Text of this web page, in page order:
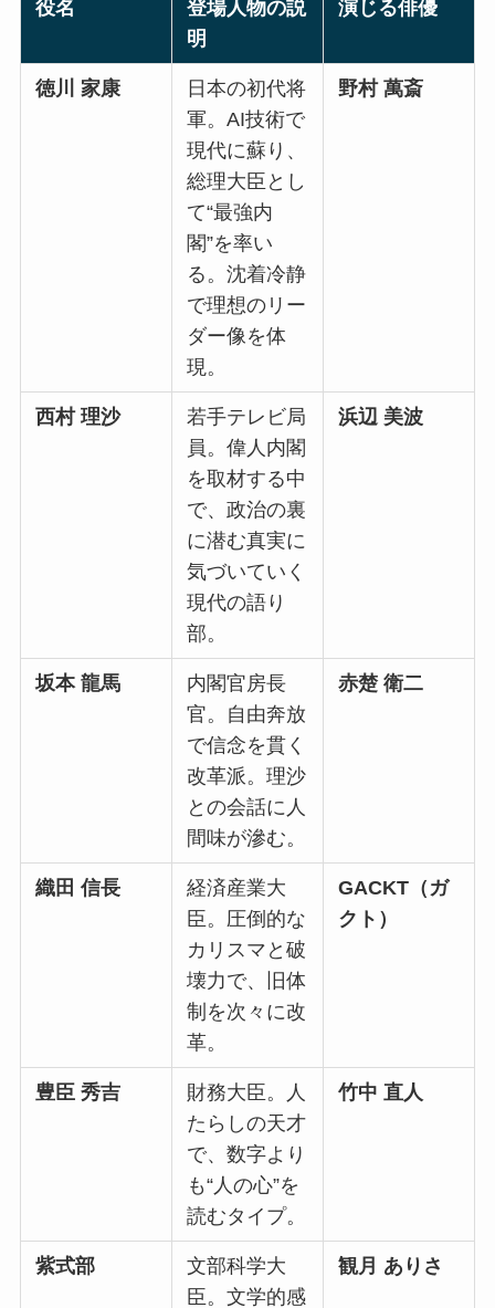
役名
登場人物の説
明
演じる俳優
徳川 家康
日本の初代将
軍。AI技術で
現代に蘇り、
総理大臣とし
て“最強内
閣”を率い
る。沈着冷静
で理想のリー
ダー像を体
現。
野村 萬斎
西村 理沙
若手テレビ局
員。偉人内閣
を取材する中
で、政治の裏
に潜む真実に
気づいていく
現代の語り
部。
浜辺 美波
坂本 龍馬
内閣官房長
官。自由奔放
で信念を貫く
改革派。理沙
との会話に人
間味が滲む。
赤楚 衛二
織田 信長
経済産業大
臣。圧倒的な
カリスマと破
壊力で、旧体
制を次々に改
革。
GACKT（ガ
クト）
豊臣 秀吉
財務大臣。人
たらしの天才
で、数字より
も“人の心”を
読むタイプ。
竹中 直人
紫式部
文部科学大
臣。文学的感
観月 ありさ